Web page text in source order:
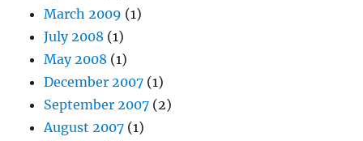
March 2009 (1)
July 2008 (1)
May 2008 (1)
December 2007 (1)
September 2007 (2)
August 2007 (1)